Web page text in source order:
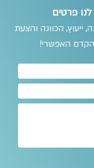
פרטים
ייעוץ, הכוונה והצעת
האפשרי!